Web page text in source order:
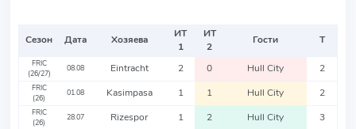
Сезон Дата Хозяева
ИТ
1
ИТ
2
Гости Т
FRIC
(26/27)
08.08 Eintracht 2 0 Hull City 2
FRIC
(26)
01.08 Kasimpasa 1 1 Hull City 2
FRIC
(26)
28.07 Rizespor 1 2 Hull City 3